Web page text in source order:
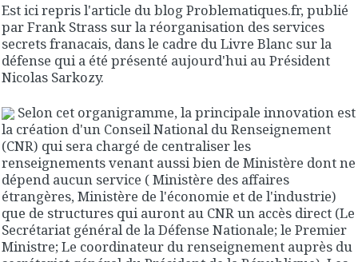
Est ici repris l'article du blog Problematiques.fr, publié
par Frank Strass sur la réorganisation des services
secrets franacais, dans le cadre du Livre Blanc sur la
défense qui a été présenté aujourd'hui au Président
Nicolas Sarkozy.
Selon cet organigramme, la principale innovation est
la création d'un Conseil National du Renseignement
(CNR) qui sera chargé de centraliser les
renseignements venant aussi bien de Ministère dont ne
dépend aucun service ( Ministère des affaires
étrangères, Ministère de l'économie et de l'industrie)
que de structures qui auront au CNR un accès direct (Le
Secrétariat général de la Défense Nationale; le Premier
Ministre; Le coordinateur du renseignement auprès du